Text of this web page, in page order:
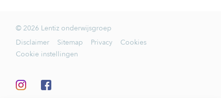
© 2026 Lentiz onderwijsgroep
Disclaimer
Sitemap Privacy
Cookies
Cookie instellingen